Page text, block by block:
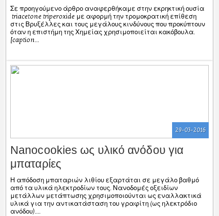
Σε προηγούμενο άρθρο αναφερθήκαμε στην εκρηκτική ουσία
triacetone triperoxide με αφορμή την τρομοκρατική επίθεση
στις Βρυξέλλες και τους μεγάλους κινδύνους που προκύπτουν
όταν η επιστήμη της Χημείας χρησιμοποιείται κακόβουλα.
[caption...
29-03-2016
Nanocookies ως υλικό ανόδου για
μπαταρίες
Η απόδοση μπαταριών λιθίου εξαρτάται σε μεγάλο βαθμό
από τα υλικά ηλεκτροδίων τους. Νανοδομές οξειδίων
μετάλλων μετάπτωσης χρησιμοποιούνται ως εναλλακτικά
υλικά για την αντικατάσταση του γραφίτη (ως ηλεκτρόδιο
ανόδου)....